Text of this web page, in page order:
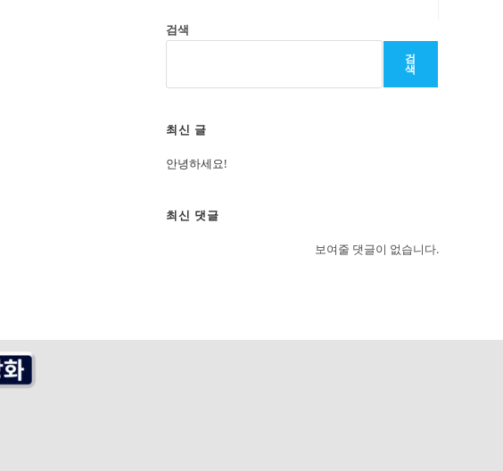
검색
검
색
최신 글
안녕하세요!
최신 댓글
보여줄 댓글이 없습니다.